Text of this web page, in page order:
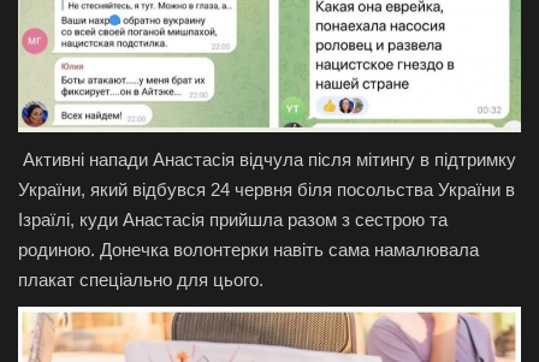
Активні напади Анастасія відчула після мітингу в підтримку
України, який відбувся 24 червня біля посольства України в
Ізраїлі, куди Анастасія прийшла разом з сестрою та
родиною. Донечка волонтерки навіть сама намалювала
плакат спеціально для цього.